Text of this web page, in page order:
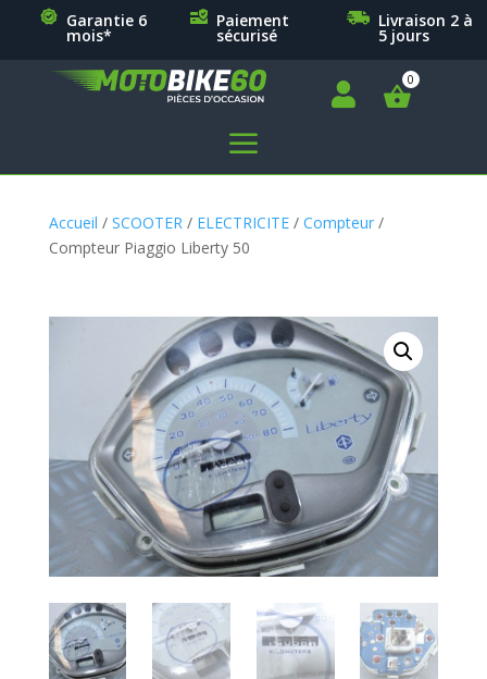
Garantie 6
mois*
Paiement
sécurisé
Livraison 2 à
5 jours

a
Accueil / SCOOTER / ELECTRICITE/ Compteur/
Compteur Piaggio Liberty 50